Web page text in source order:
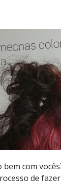
com
de fazer